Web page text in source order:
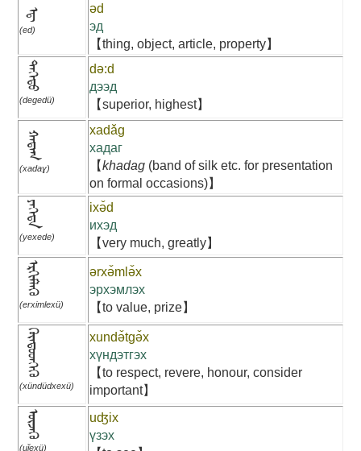
ᠡᠳ᠋
(ed)
əd
эд
【thing, object, article, property】
ᠳᠡᠭᠡᠳᠦ
(degedü)
də:d
дээд
【superior, highest】
ᠬᠠᠳᠠᠭ
(xadaɣ)
xadǎg
хадаг
【khadag (band of silk etc. for presentation
on formal occasions)】
ᠶᠡᠬᠡᠳᠡ
(yexede)
ixə̌d
ихэд
【very much, greatly】
ᠡᠷᠬᠢᠮᠯᠡᠬᠦ
(erximlexü)
ərxə̌mlə̌x
эрхэмлэх
【to value, prize】
ᠬᠦᠨᠳᠦᠳᠬᠡᠬᠦ
(xündüdxexü)
xundə̌tgə̌x
хүндэтгэх
【to respect, revere, honour, consider
important】
ᠦᠵᠡᠬᠦ
(uǰexü)
uʤix
үзэх